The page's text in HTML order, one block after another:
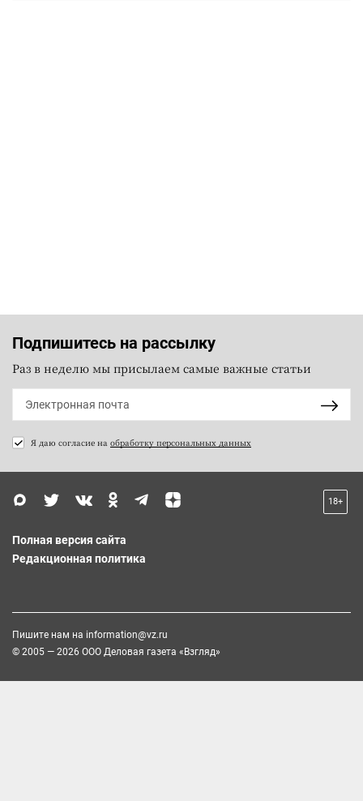
Подпишитесь на рассылку
Раз в неделю мы присылаем самые важные статьи
Я даю согласие на обработку персональных данных
18+
Полная версия сайта
Редакционная политика
Пишите нам на information@vz.ru
© 2005 — 2026 ООО Деловая газета «Взгляд»